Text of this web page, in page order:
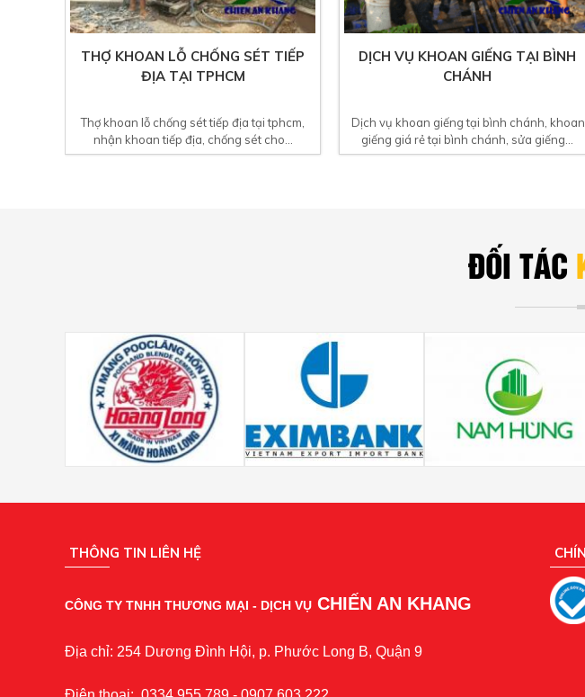
THỢ KHOAN LỖ CHỐNG SÉT TIẾP
ĐỊA TẠI TPHCM
Thợ khoan lỗ chống sét tiếp địa tại tphcm,
nhận khoan tiếp địa, chống sét cho...
DỊCH VỤ KHOAN GIẾNG TẠI BÌNH
CHÁNH
Dịch vụ khoan giếng tại bình chánh, khoan
giếng giá rẻ tại bình chánh, sửa giếng...
ĐỐI TÁC
THÔNG TIN LIÊN HỆ
CÔNG TY TNHH THƯƠNG MẠI - DỊCH VỤ CHIẾN AN KHANG
Địa chỉ: 254 Dương Đình Hội, p. Phước Long B, Quận 9